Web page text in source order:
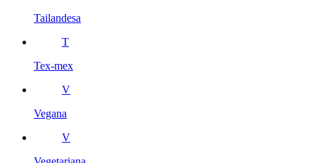
Tailandesa
T
Tex-mex
V
Vegana
V